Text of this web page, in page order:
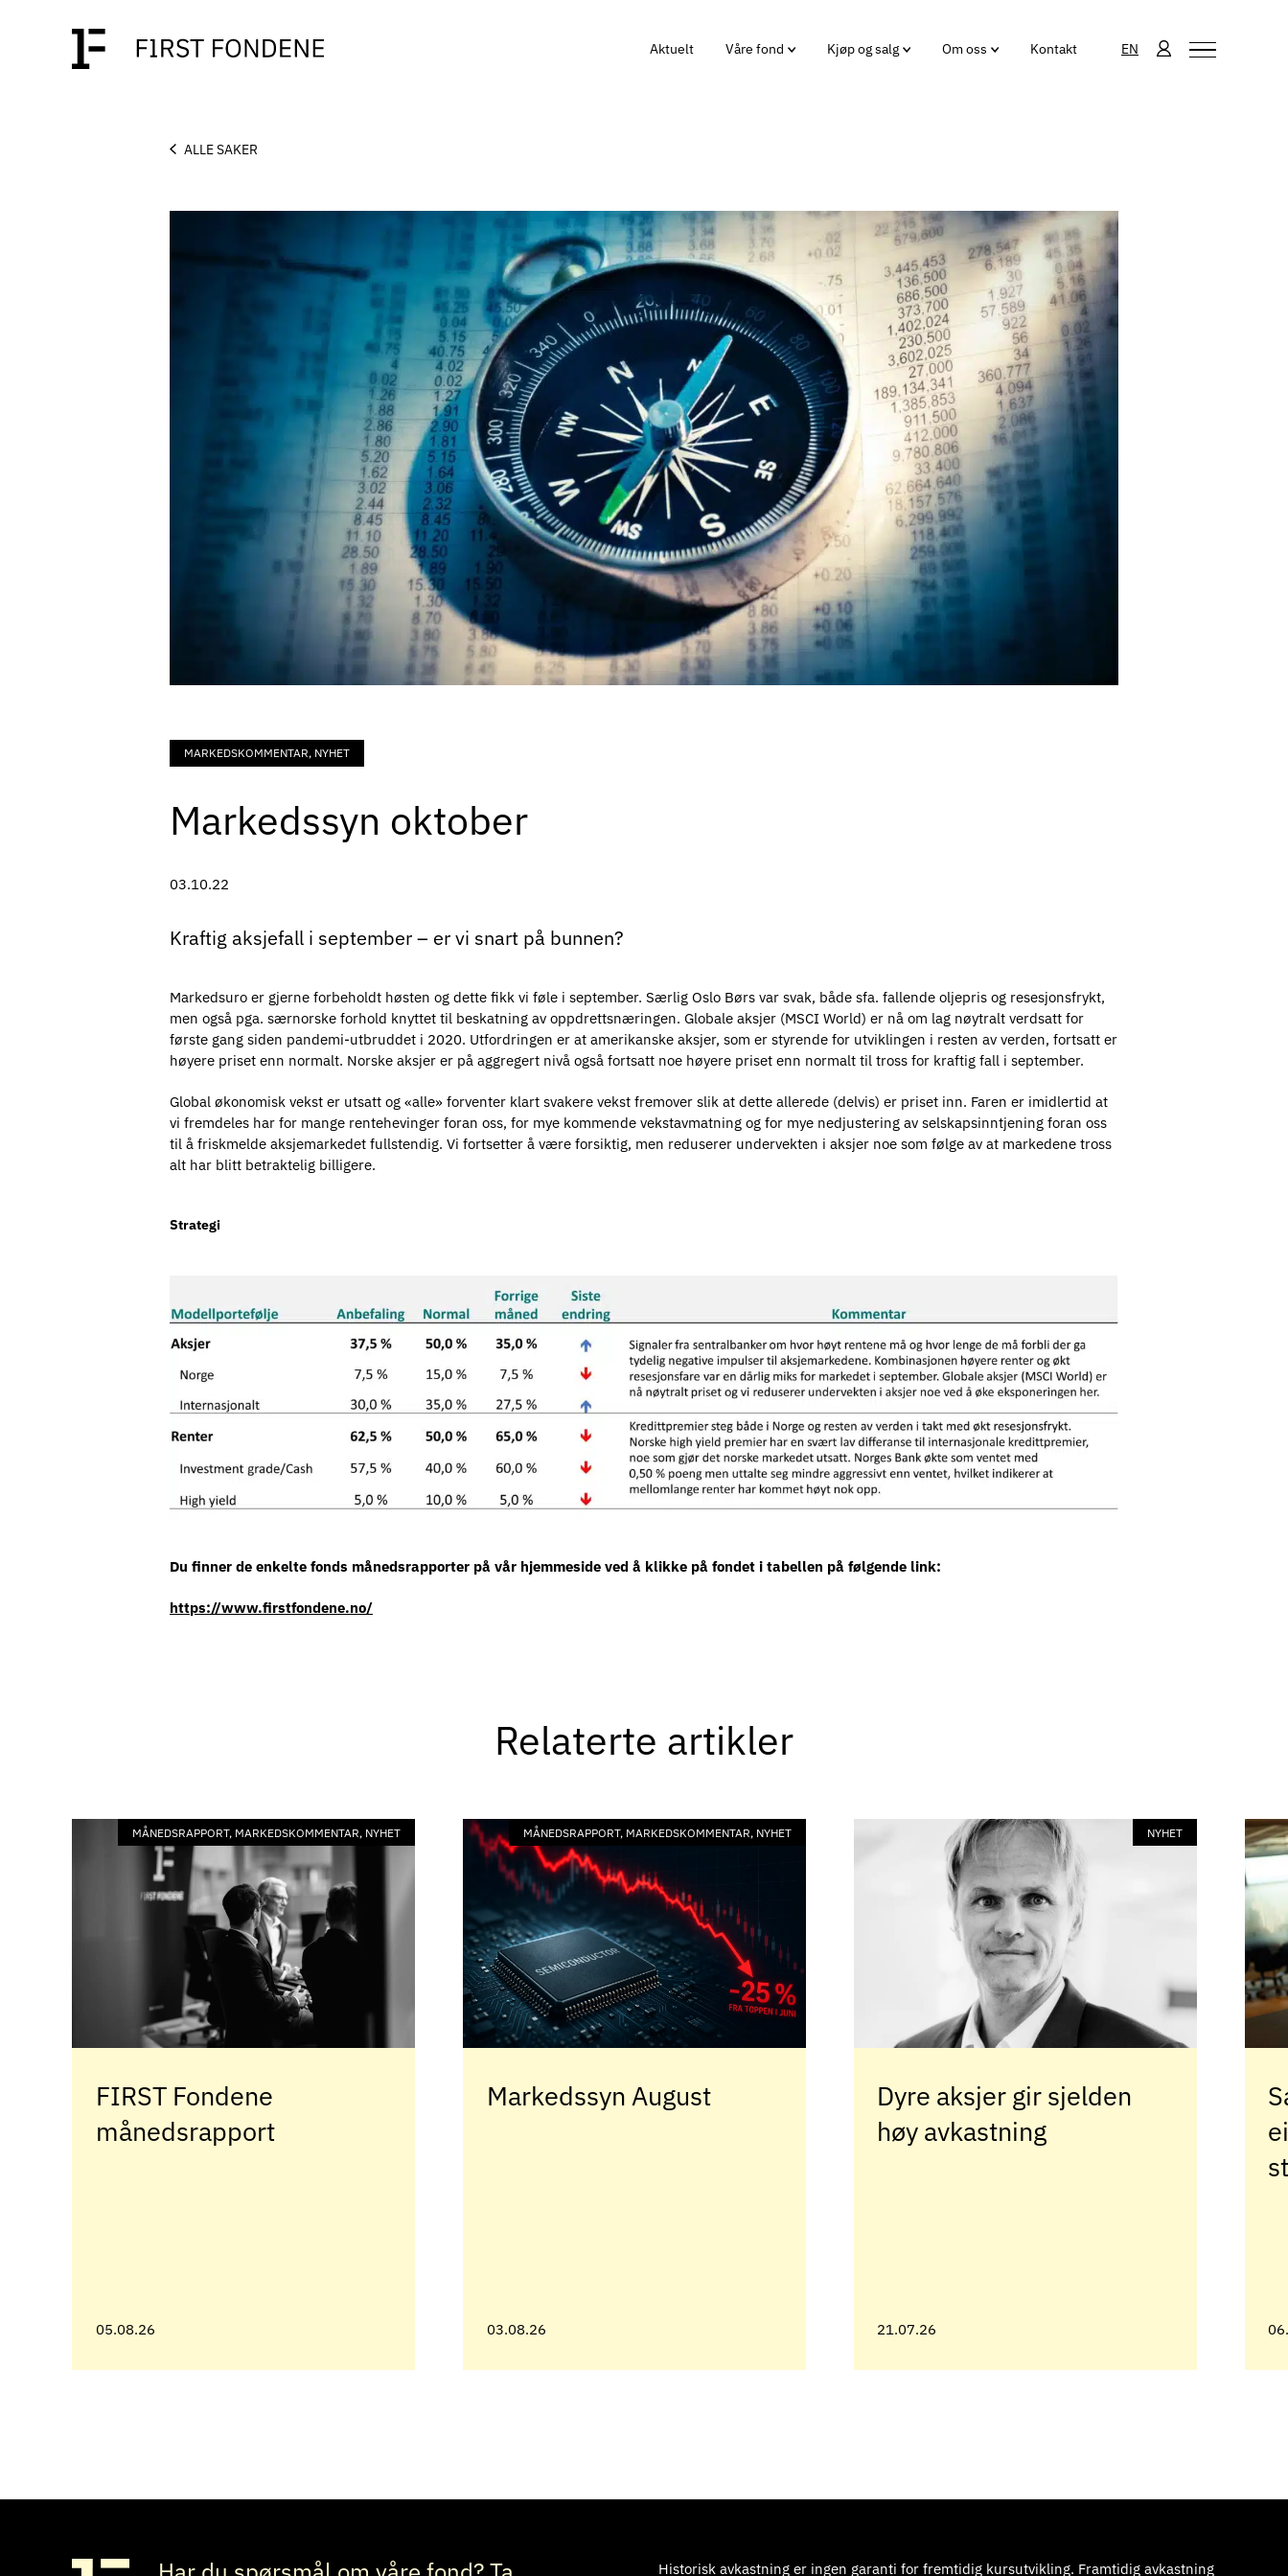
Aktuelt Våre fond Kjøp og salg Om oss Kontakt EN
ALLE SAKER
MARKEDSKOMMENTAR, NYHET
Markedssyn oktober
03.10.22
Kraftig aksjefall i september – er vi snart på bunnen?
Markedsuro er gjerne forbeholdt høsten og dette fikk vi føle i september. Særlig Oslo Børs var svak, både sfa. fallende oljepris og resesjonsfrykt,
men også pga. særnorske forhold knyttet til beskatning av oppdrettsnæringen. Globale aksjer (MSCI World) er nå om lag nøytralt verdsatt for
første gang siden pandemi-utbruddet i 2020. Utfordringen er at amerikanske aksjer, som er styrende for utviklingen i resten av verden, fortsatt er
høyere priset enn normalt. Norske aksjer er på aggregert nivå også fortsatt noe høyere priset enn normalt til tross for kraftig fall i september.
Global økonomisk vekst er utsatt og «alle» forventer klart svakere vekst fremover slik at dette allerede (delvis) er priset inn. Faren er imidlertid at
vi fremdeles har for mange rentehevinger foran oss, for mye kommende vekstavmatning og for mye nedjustering av selskapsinntjening foran oss
til å friskmelde aksjemarkedet fullstendig. Vi fortsetter å være forsiktig, men reduserer undervekten i aksjer noe som følge av at markedene tross
alt har blitt betraktelig billigere.
Strategi
Du finner de enkelte fonds månedsrapporter på vår hjemmeside ved å klikke på fondet i tabellen på følgende link:
https://www.firstfondene.no/
Relaterte artikler
MÅNEDSRAPPORT, MARKEDSKOMMENTAR, NYHET
FIRST Fondene
månedsrapport
05.08.26
MÅNEDSRAPPORT, MARKEDSKOMMENTAR, NYHET
Markedssyn August
03.08.26
NYHET
Dyre aksjer gir sjelden
høy avkastning
21.07.26
Historisk avkastning er ingen garanti for fremtidig kursutvikling. Framtidig avkastning